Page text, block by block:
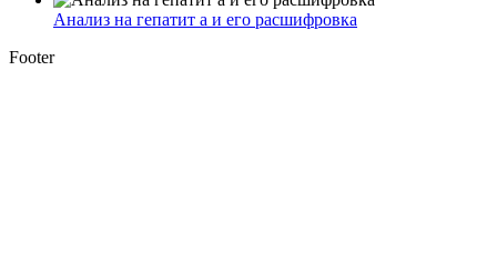
Анализ на гепатит а и его расшифровка
Footer